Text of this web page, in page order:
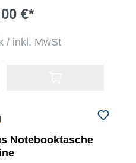
€*
/ inkl. MwSt
Notebooktasche